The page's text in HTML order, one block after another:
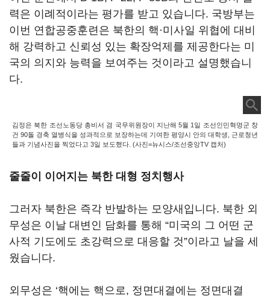
력은 이례적이라는 평가를 받고 있습니다. 국방부는
이번 연합공중훈련은 북한의 핵·미사일 위협에 대비
해 강력하고 신뢰성 있는 확장억제를 제공한다는 미
국의 의지와 능력을 보여주는 것이라고 설명했습니
다.
김정은 북한 조선노동당 총비서 겸 국무위원장이 지난해 5월 1일 조선인민혁명군 창
건 90돌 경축 열병식을 성과적으로 보장하는데 기여한 평양시 안의 대학생, 근로청년
들과 기념사진을 찍었다고 3일 보도했다. (사진=뉴시스/조선중앙TV 캡처)
줄줄이 이어지는 북한 대형 정치행사
그러자 북한은 즉각 반발하는 모양새입니다. 북한 외
무성은 이날 대변인 담화를 통해 “미국의 그 어떤 군
사적 기도에도 초강력으로 대응할 것”이라고 날을 세
웠습니다.
외무성은 ‘핵에는 핵으로, 정면대결에는 정면대결